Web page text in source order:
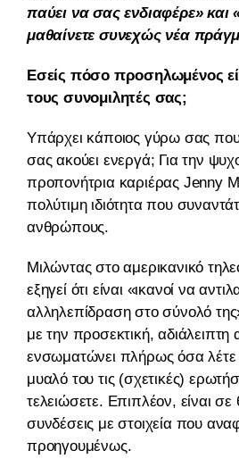
παύει να σας ενδιαφέρε» και
μαθαίνετε συνεχώς νέα
Εσείς πόσο προσηλωμένος
τους συνομιλητές σας;
Υπάρχει κάποιος γύρω σας που
σας ακούει ενεργά; Για την
προπονήτρια καριέρας Jenny
πολύτιμη ιδιότητα που
ανθρώπους.
Μιλώντας στο αμερικανικό
εξηγεί ότι είναι «ικανοί να
αλληλεπίδραση στο σύνολό
με την προσεκτική,
ενσωματώνει πλήρως όσα λέτε
μυαλό του τις (σχετικές)
τελειώσετε. Επιπλέον, είναι
συνδέσεις με στοιχεία που
προηγουμένως.